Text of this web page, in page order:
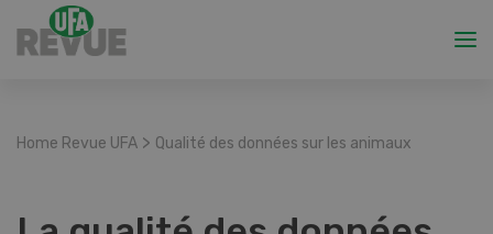
Home Revue UFA > Qualité des données sur les animaux